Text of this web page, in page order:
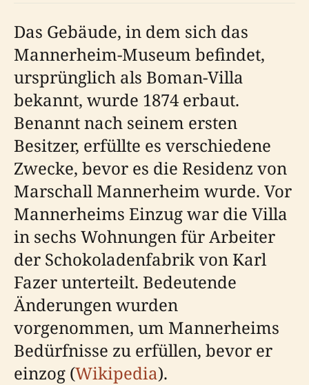
Das Gebäude, in dem sich das
Mannerheim-Museum befindet,
ursprünglich als Boman-Villa
bekannt, wurde 1874 erbaut.
Benannt nach seinem ersten
Besitzer, erfüllte es verschiedene
Zwecke, bevor es die Residenz von
Marschall Mannerheim wurde. Vor
Mannerheims Einzug war die Villa
in sechs Wohnungen für Arbeiter
der Schokoladenfabrik von Karl
Fazer unterteilt. Bedeutende
Änderungen wurden
vorgenommen, um Mannerheims
Bedürfnisse zu erfüllen, bevor er
einzog (Wikipedia).